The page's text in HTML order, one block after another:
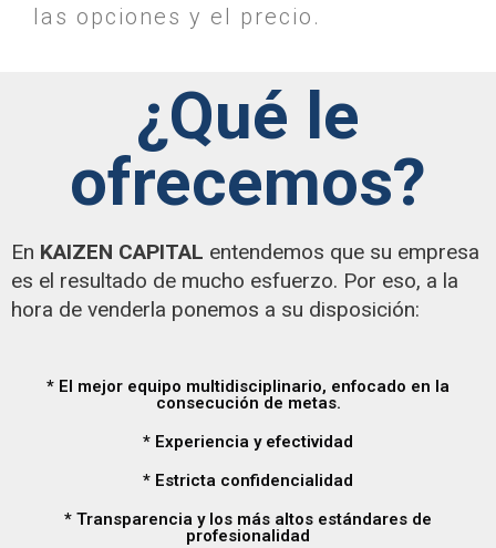
las opciones y el precio.
¿Qué le
ofrecemos?
En KAIZEN CAPITAL entendemos que su empresa
es el resultado de mucho esfuerzo. Por eso, a la
hora de venderla ponemos a su disposición:
* El mejor equipo multidisciplinario, enfocado en la
consecución de metas.
* Experiencia y efectividad
* Estricta confidencialidad
* Transparencia y los más altos estándares de
profesionalidad